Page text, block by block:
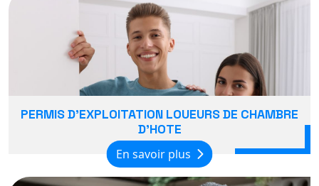
PERMIS D'EXPLOITATION LOUEURS DE CHAMBRE
D'HOTE
En savoir plus